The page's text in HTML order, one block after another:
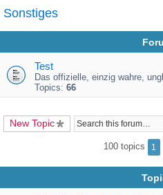
Sonstiges
Test
Das offizielle, einzig wahre,
Topics: 66
New Topic
100 topics 1